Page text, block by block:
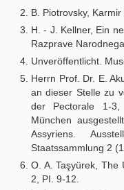
B. Piotrovsky,
H. - J. Kellner, Ein
Razprave
Unveröffentlicht.
Herrn Prof. Dr. E.
an dieser Stelle zu
der Pectorale 1-
München
Assyriens.
Staatssammlung 2
O. A. Taşyürek, The
2, PI. 9-12.